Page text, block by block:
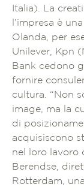
Italia). La
l’impresa è
Olanda, per
Unilever, Kpn
Bank cedono
fornire
cultura. “Non
image, ma la
di
acquisiscono
nel loro lavoro
Berendse,
Rotterdam,